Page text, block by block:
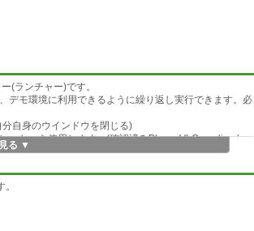
(ランチャー)です。
デモ環境に利用できるように繰り返し実行できます。必
自身のウインドウを閉じる)
ーヤーを使用します。(確認済みPlayer:VLC media playe
る ▼